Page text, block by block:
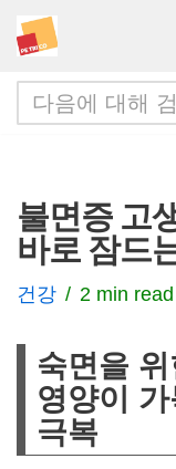
콘
텐
츠
건
너
뛰
기
불면증 고
바로 잠드
건강 2 min read
숙면을
영양이
극복